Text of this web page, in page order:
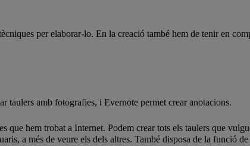
per elaborar-lo. En la creació també hem de tenir en
taulers amb fotografies, i Evernote permet crear anotacions.
que hem trobat a Internet. Podem crear tots els taulers que
a més de veure els dels altres. També disposa de la funció